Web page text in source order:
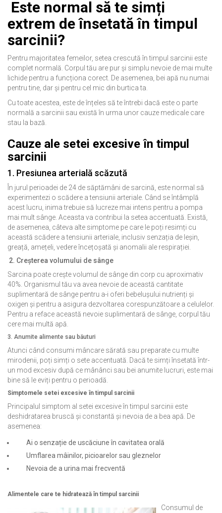
Este normal să te simți
extrem de însetată în timpul
sarcinii?
Pentru majoritatea femeilor, setea crescută în timpul sarcinii este
complet normală. Corpul tău are pur și simplu nevoie de mai multe
lichide pentru a funcționa corect. De asemenea, bei apă nu numai
pentru tine, dar și pentru cel mic din burtica ta.
Cu toate acestea, este de înțeles să te întrebi dacă este o parte
normală a sarcinii sau există în urma unor cauze medicale care
stau la bază.
Cauze ale setei excesive în timpul
sarcinii
1. Presiunea arterială scăzută
În jurul perioadei de 24 de săptămâni de sarcină, este normal să
experimentezi o scădere a tensiunii arteriale. Când se întâmplă
acest lucru, inima trebuie să lucreze mai intens pentru a pompa
mai mult sânge. Aceasta va contribui la setea accentuată. Există,
de asemenea, câteva alte simptome pe care le poți resimți cu
această scădere a tensiunii arteriale, inclusiv senzația de leșin,
greață, amețeli, vedere încețoșată și anomalii ale respirației.
2. Creșterea volumului de sânge
Sarcina poate crește volumul de sânge din corp cu aproximativ
40%. Organismul tău va avea nevoie de această cantitate
suplimentară de sânge pentru a-i oferi bebelușului nutrienți și
oxigen și pentru a asigura dezvoltarea corespunzătoare a celulelor.
Pentru a reface această nevoie suplimentară de sânge, corpul tău
cere mai multă apă.
3. Anumite alimente sau băuturi
Atunci când consumi mâncare sărată sau preparate cu multe
mirodenii, poți simți o sete accentuată. Dacă te simți însetată într-
un mod excesiv după ce mânânci sau bei anumite lucruri, este mai
bine să le eviți pentru o perioadă.
Simptomele setei excesive în timpul sarcinii
Principalul simptom al setei excesive în timpul sarcinii este
deshidratarea bruscă și constantă și nevoia de a bea apă. De
asemenea:
Ai o senzație de uscăciune în cavitatea orală
Umflarea mâinilor, picioarelor sau gleznelor
Nevoia de a urina mai frecventă
Alimentele care te hidratează în timpul sarcinii
Consumul de